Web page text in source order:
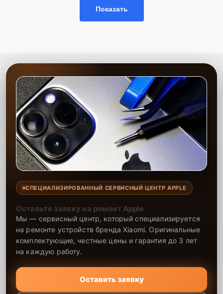
что гарантирует стабильность и надёжность после проведения
Показать
СПЕЦИАЛИЗИРОВАННЫЙ СЕРВИСНЫЙ ЦЕНТР APPLE
Оставьте заявку на ремонт Apple
Мы — сервисный центр, который специализируется
на ремонте устройств бренда Xiaomi. Оригинальные
комплектующие, честные цены и гарантия до 3 лет
на каждую работу.
Оставить заявку